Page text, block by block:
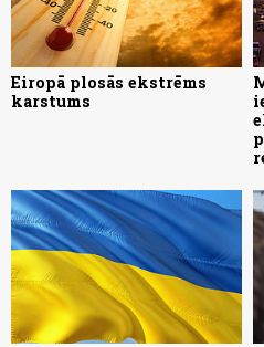
Eiropā plosās ekstrēms
karstums